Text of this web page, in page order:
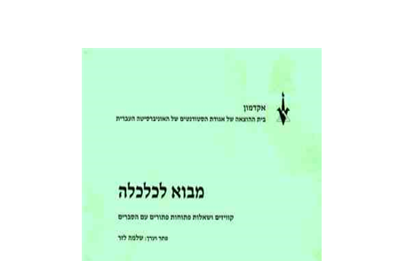
שלמה לזר